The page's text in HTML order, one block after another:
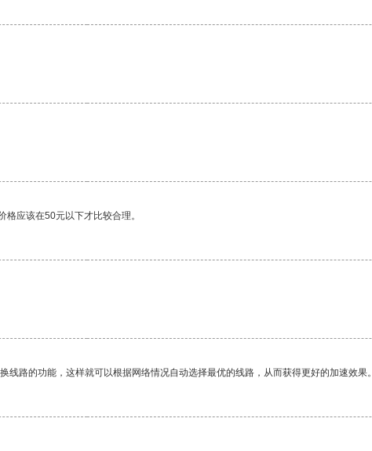
应该在50元以下才比较合理。
路的功能，这样就可以根据网络情况自动选择最优的线路，从而获得更好的加速效果。